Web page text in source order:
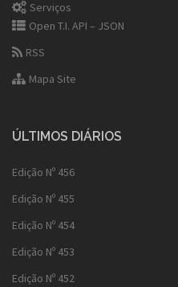
Serviços
Open T.I. API – JSON
RSS
Mapa Site
ÚLTIMOS DIÁRIOS
Edição Nº 456
Edição Nº 455
Edição Nº 454
Edição Nº 453
Edição Nº 452